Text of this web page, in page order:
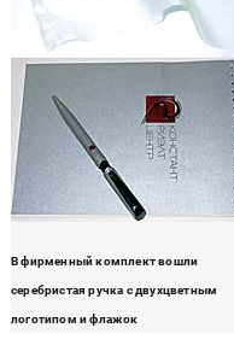
В фирменный комплект вошли
серебристая ручка с двухцветным
логотипом и флажок